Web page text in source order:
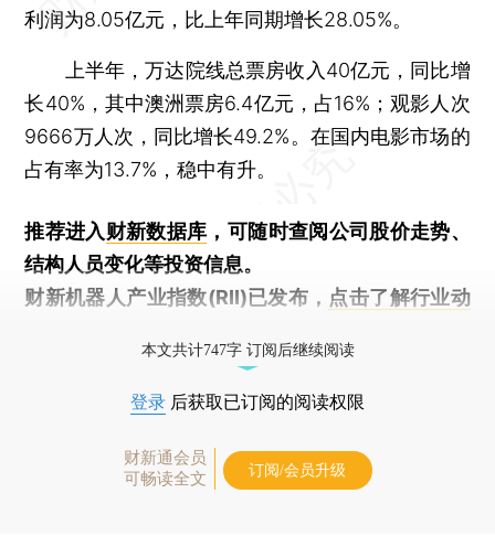
利润为8.05亿元，比上年同期增长28.05%。
上半年，万达院线总票房收入40亿元，同比增
长40%，其中澳洲票房6.4亿元，占16%；观影人次
9666万人次，同比增长49.2%。在国内电影市场的
占有率为13.7%，稳中有升。
推荐进入财新数据库 ，可随时查阅公司股价走势、
结构人员变化等投资信息。
财新机器人产业指数(RII)已发布， 点击了解行业动
本文共计747字 订阅后继续阅读
登录 后获取已订阅的阅读权限
财新通会员
可畅读全文
订阅/会员升级